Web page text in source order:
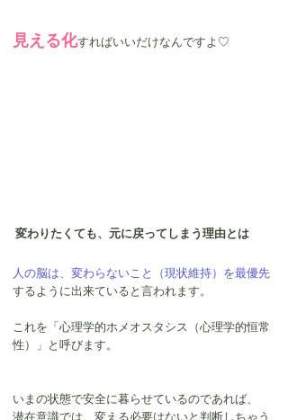
見える化すればいいだけなんですよ♡
変わりたくても、元に戻ってしまう理由とは
人の脳は、変わらないこと（現状維持）を最優先
するように出来ていると言われます。
これを「心理学的ホメオスタシス（心理学的恒常
性）」と呼びます。
いまの状態で安全に暮らせているのであれば、
潜在意識では、変える必要はないと判断しちゃう